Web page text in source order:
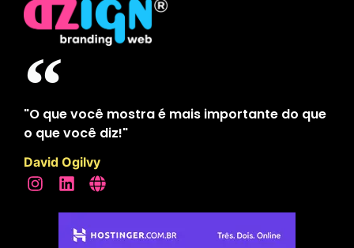
"O que você mostra é mais importante do que
o que você diz!"
David Ogilvy